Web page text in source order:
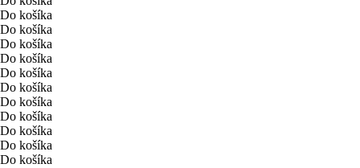
Do košíka
Do košíka
Do košíka
Do košíka
Do košíka
Do košíka
Do košíka
Do košíka
Do košíka
Do košíka
Do košíka